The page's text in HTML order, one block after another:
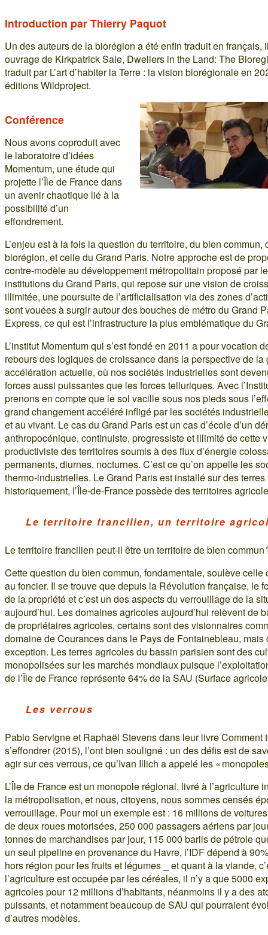
Introduction par Thierry Paquot
Un des auteurs de la biorégion a été enfin traduit en français, il
ouvrage de Kirkpatrick Sale, Dwellers in the Land: The
traduit par L’art d’habiter la Terre : la vision biorégionale en
éditions Wildproject.
Conférence
Nous avons coproduit avec
le laboratoire d’idées
Momentum, une étude qui
projette l’Île de France dans
un avenir chaotique lié à la
possibilité d’un
effondrement.
L’enjeu est à la fois la question du territoire, du bien commun,
biorégion, et celle du Grand Paris. Notre approche est de
contre-modèle au développement métropolitain proposé par
institutions du Grand Paris, qui repose sur une vision de
illimitée, une poursuite de l’artificialisation via des zones
sont vouées à surgir autour des bouches de métro du Grand
Express, ce qui est l’infrastructure la plus emblématique du
L’institut Momentum qui s’est fondé en 2011 a pour vocation
rebours des logiques de croissance dans la perspective de la
accélération actuelle, où nos sociétés industrielles sont
forces aussi puissantes que les forces telluriques. Avec
prenons en compte que le sol vacille sous nos pieds sous
grand changement accéléré infligé par les sociétés
et au vivant. Le cas du Grand Paris est un cas d’école d’un
anthropocénique, continuiste, progressiste et illimité de cette
productiviste des territoires soumis à des flux d’énergie
permanents, diurnes, nocturnes. C’est ce qu’on appelle les
thermo-industrielles. Le Grand Paris est installé sur des terres
historiquement, l’Île-de-France possède des territoires
Le territoire francilien, un territoire
Le territoire francilien peut-il être un territoire de bien commun
Cette question du bien commun, fondamentale, soulève celle
au foncier. Il se trouve que depuis la Révolution française, le
de la propriété et c’est un des aspects du verrouillage de la
aujourd’hui. Les domaines agricoles aujourd’hui relèvent de
de propriétaires agricoles, certains sont des visionnaires
domaine de Courances dans le Pays de Fontainebleau, mais
exception. Les terres agricoles du bassin parisien sont des
monopolisées sur les marchés mondiaux puisque
de l’Île de France représente 64% de la SAU (Surface
Les verrous
Pablo Servigne et Raphaël Stevens dans leur livre Comment
s’effondrer (2015), l’ont bien souligné : un des défis est de
agir sur ces verrous, ce qu’Ivan Illich a appelé les «
L’Île de France est un monopole régional, livré à l’agriculture
la métropolisation, et nous, citoyens, nous sommes censés
verrouillage. Pour moi un exemple est : 16 millions de
de deux roues motorisées, 250 000 passagers aériens par
tonnes de marchandises par jour, 115 000 barils de pétrole
un seul pipeline en provenance du Havre, l’IDF dépend à
hors région pour les fruits et légumes _ et quant à la viande,
l’agriculture est occupée par les céréales, il n’y a que 5000
agricoles pour 12 millions d’habitants, néanmoins il y a des
puissants, et notamment beaucoup de SAU qui pourraient
d’autres modèles.